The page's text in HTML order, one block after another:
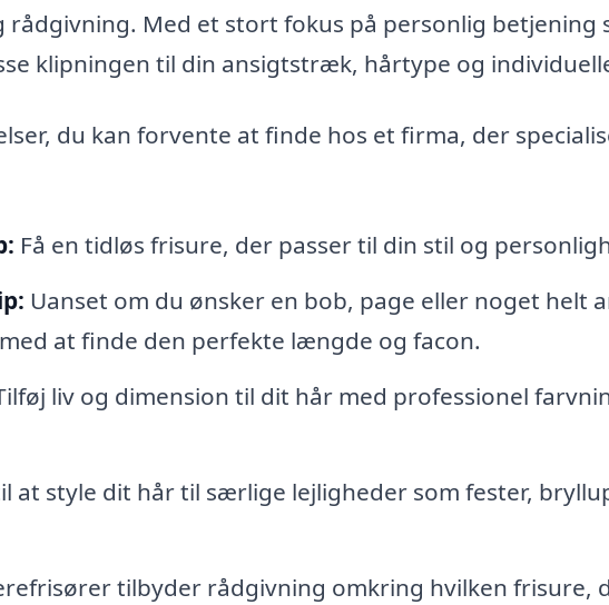
rådgivning. Med et stort fokus på personlig betjening
klipningen til din ansigtstræk, hårtype og
du kan forvente at finde hos et firma, der
Få en tidløs frisure, der passer til din stil og
Uanset om du ønsker en bob, page eller noget helt
at finde den perfekte længde og facon.
liv og dimension til dit hår med professionel
at style dit hår til særlige lejligheder som fester,
tilbyder rådgivning omkring hvilken frisure,